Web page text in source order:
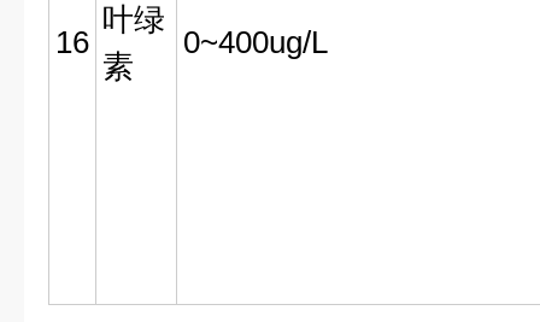
16
叶绿
素
0~400ug/L